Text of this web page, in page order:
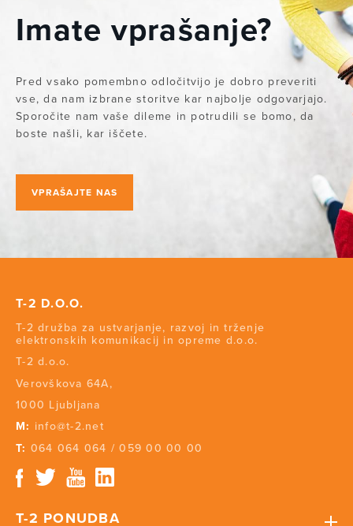
Imate vprašanje?
Pred vsako pomembno odločitvijo je dobro preveriti
vse, da nam izbrane storitve kar najbolje odgovarjajo.
Sporočite nam vaše dileme in potrudili se bomo, da
boste našli, kar iščete.
VPRAŠAJTE NAS
T-2 D.O.O.
T-2 družba za ustvarjanje, razvoj in trženje
elektronskih komunikacij in opreme d.o.o.
T-2 d.o.o.
Verovškova 64A,
1000 Ljubljana
M: info@t-2.net
T: 064 064 064 /059 00 00 00
T-2 PONUDBA